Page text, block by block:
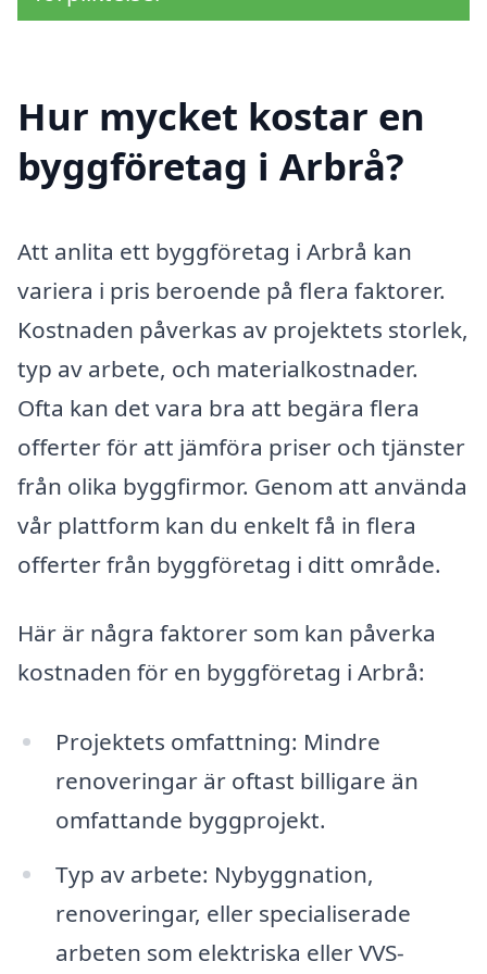
Hur mycket kostar en
byggföretag i Arbrå?
Att anlita ett byggföretag i Arbrå kan
variera i pris beroende på flera faktorer.
Kostnaden påverkas av projektets storlek,
typ av arbete, och materialkostnader.
Ofta kan det vara bra att begära flera
offerter för att jämföra priser och tjänster
från olika byggfirmor. Genom att använda
vår plattform kan du enkelt få in flera
offerter från byggföretag i ditt område.
Här är några faktorer som kan påverka
kostnaden för en byggföretag i Arbrå:
Projektets omfattning: Mindre
renoveringar är oftast billigare än
omfattande byggprojekt.
Typ av arbete: Nybyggnation,
renoveringar, eller specialiserade
arbeten som elektriska eller VVS-